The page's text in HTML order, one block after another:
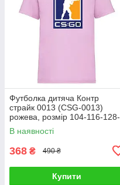
Футболка дитяча Контр
страйк 0013 (CSG-0013)
рожева, розмір 104-116-128-
140-152-164
В наявності
368 ₴ 490 ₴
Купити